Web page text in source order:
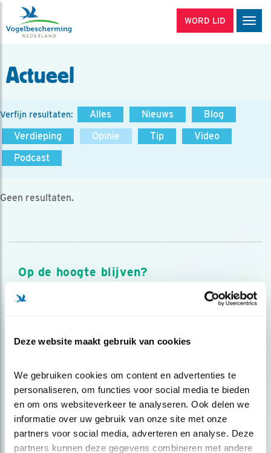
Deze website maakt gebruik van cookies
We gebruiken cookies om content en advertenties te
personaliseren, om functies voor social media te bieden
en om ons websiteverkeer te analyseren. Ook delen we
informatie over uw gebruik van onze site met onze
partners voor social media, adverteren en analyse. Deze
partners kunnen deze gegevens combineren met andere
WORD LID
Actueel
Verfijn resultaten: Alles Nieuws
Blog
Verdieping
Opinie Tip
Video
Podcast
Geen resultaten.
Op de hoogte blijven?
Meld je aan en ontvang nieuws, inspiratie, acties en tips
over vogels en activiteiten van Vogelbescherming.